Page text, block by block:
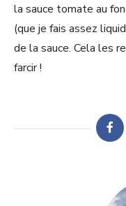
la sauce tomate au
(que je fais assez
de la sauce. Cela les
farcir !